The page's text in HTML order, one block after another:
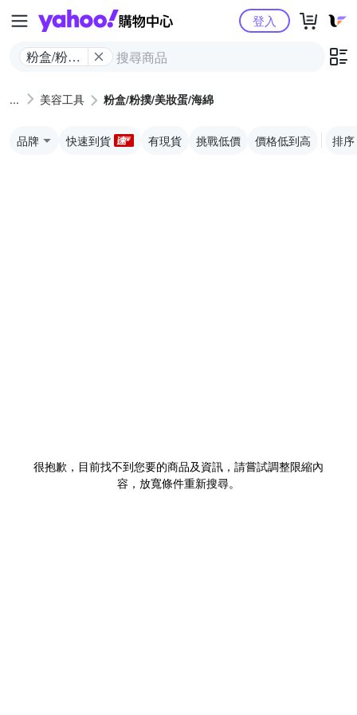
Yahoo購物中心
粉盒/粉撲/
綿
登入
美容工具 粉盒/粉撲/美妝蛋/海綿
品牌 快速到貨 有現貨 挑戰低價 價格低到高 排序
很抱歉，目前找不到您要的商品及資訊，請嘗試調整限縮內
容，放寬條件重新搜尋。